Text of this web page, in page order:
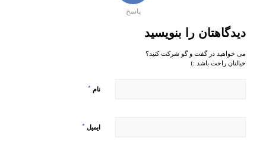
پاسخ
دیدگاهتان را بنویسید
می خواهید در گفت و گو شرکت کنید؟
خیالتان راحت باشد :)
نام *
ایمیل *